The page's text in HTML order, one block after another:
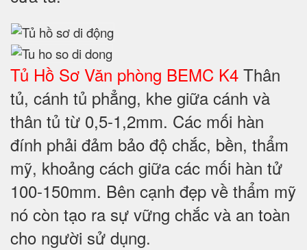
Tủ Hồ Sơ Văn phòng BEMC K4 Thân
tủ, cánh tủ phẳng, khe giữa cánh và
thân tủ từ 0,5-1,2mm. Các mối hàn
đính phải đảm bảo độ chắc, bền, thẩm
mỹ, khoảng cách giữa các mối hàn tử
100-150mm. Bên cạnh đẹp về thẩm mỹ
nó còn tạo ra sự vững chắc và an toàn
cho người sử dụng.